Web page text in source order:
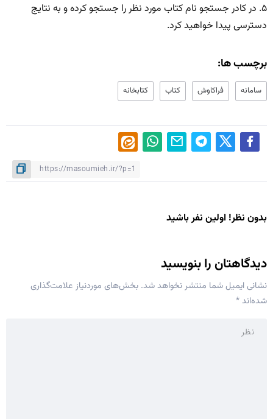
۵. در کادر جستجو نام کتاب مورد نظر را جستجو کرده و به نتایج
دسترسی پیدا خواهید کرد.
برچسب ها:
سامانه فراکاوش کتاب کتابخانه
بدون نظر! اولین نفر باشید
دیدگاهتان را بنویسید
نشانی ایمیل شما منتشر نخواهد شد. بخش‌های موردنیاز علامت‌گذاری
شده‌اند*